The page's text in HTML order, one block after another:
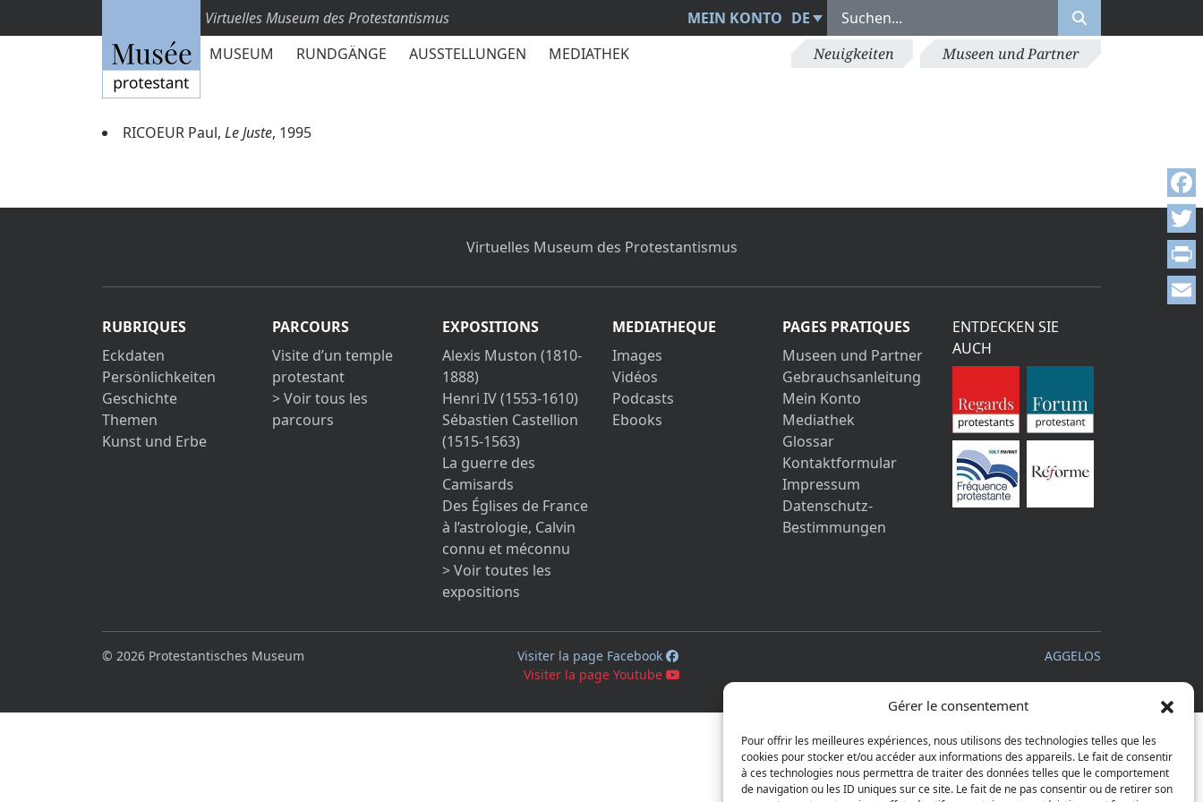
Gérer le consentement
Pour offrir les meilleures expériences, nous utilisons des technologies telles que les
cookies pour stocker et/ou accéder aux informations des appareils. Le fait de consentir
à ces technologies nous permettra de traiter des données telles que le comportement
de navigation ou les ID uniques sur ce site. Le fait de ne pas consentir ou de retirer son
Virtuelles Museum des Protestantismus MEIN KONTO DE
MUSEUM
RUNDGÄNGE AUSSTELLUNGEN MEDIATHEK Neuigkeiten Museen und Partner
RICOEUR Paul, Le Juste, 1995
Virtuelles Museum des Protestantismus
RUBRIQUES
Eckdaten
Persönlichkeiten
Geschichte
Themen
Kunst und Erbe
PARCOURS
Visite d’un temple
protestant
> Voir tous les
parcours
EXPOSITIONS
Alexis Muston (1810-
1888)
Henri IV (1553-1610)
Sébastien Castellion
(1515-1563)
La guerre des
Camisards
Des Églises de France
à l’astrologie, Calvin
connu et méconnu
> Voir toutes les
expositions
MEDIATHEQUE
Images
Vidéos
Podcasts
Ebooks
PAGES PRATIQUES
Museen und Partner
Gebrauchsanleitung
Mein Konto
Mediathek
Glossar
Kontaktformular
Impressum
Datenschutz-
Bestimmungen
ENTDECKEN SIE
AUCH
© 2026 Protestantisches Museum
Visiter la page Facebook
Visiter la page Youtube
AGGELOS
Print